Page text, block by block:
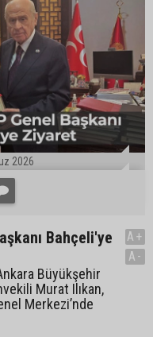
2026
Bahçeli'ye
Büyükşehir
Murat Ilıkan,
Merkezi’nde
A+
A-